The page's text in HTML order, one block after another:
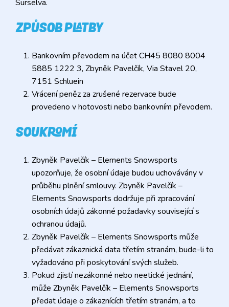
Surselva.
ZPŮSOB PLATBY
Bankovním převodem na účet CH45 8080 8004
5885 1222 3, Zbyněk Pavelčík, Via Stavel 20,
7151 Schluein
Vrácení peněz za zrušené rezervace bude
provedeno v hotovosti nebo bankovním převodem.
SOUKROMÍ
Zbyněk Pavelčík – Elements Snowsports
upozorňuje, že osobní údaje budou uchovávány v
průběhu plnění smlouvy. Zbyněk Pavelčík –
Elements Snowsports dodržuje při zpracování
osobních údajů zákonné požadavky související s
ochranou údajů.
Zbyněk Pavelčík – Elements Snowsports může
předávat zákaznická data třetím stranám, bude-li to
vyžadováno při poskytování svých služeb.
Pokud zjistí nezákonné nebo neetické jednání,
může Zbyněk Pavelčík – Elements Snowsports
předat údaje o zákaznících třetím stranám, a to